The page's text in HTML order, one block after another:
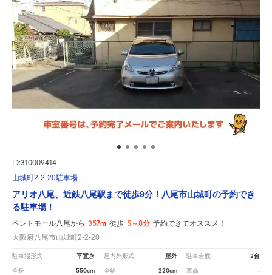
ID:310009414
山城町2-2-20駐車場
アリオ八尾、近鉄八尾駅まで徒歩9分！八尾市山城町の予約でき
る駐車場！
ペントモール八尾から 357m 徒歩 5～8分 予約できてオススメ！
大阪府八尾市山城町2-2-20
駐車場形式 平置き 屋内外形式 屋外 駐車台数 2台
全長 550cm 全幅 220cm 車高 -